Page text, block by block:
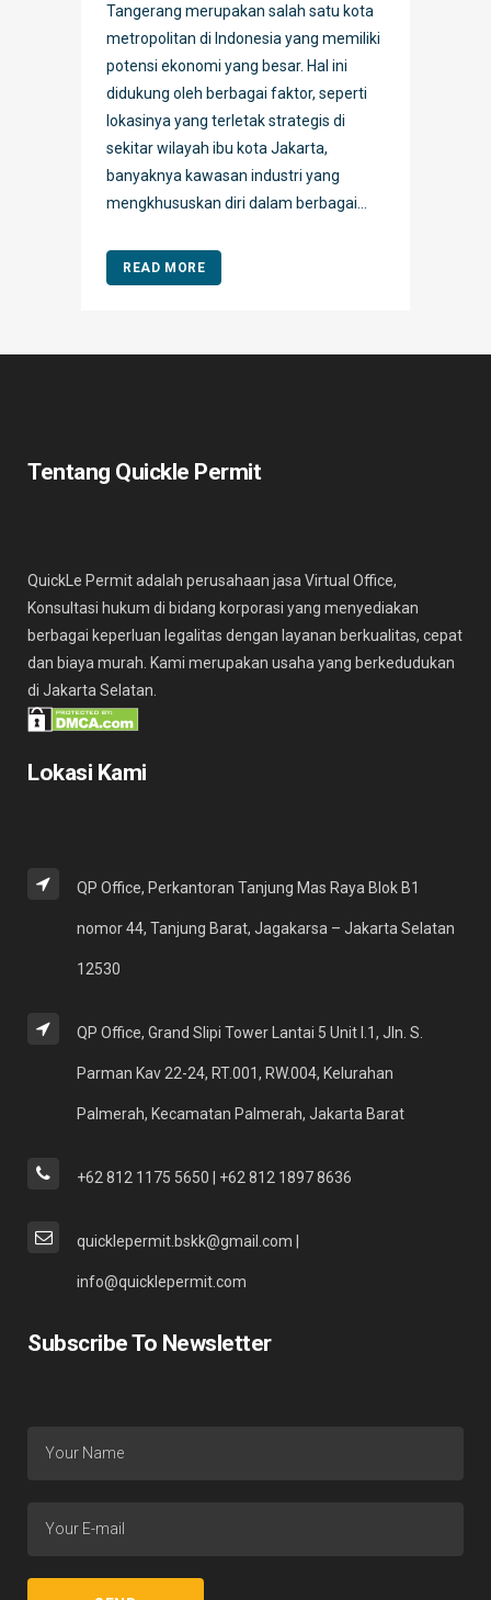
Tangerang merupakan salah satu kota
metropolitan di Indonesia yang memiliki
potensi ekonomi yang besar. Hal ini
didukung oleh berbagai faktor, seperti
lokasinya yang terletak strategis di
sekitar wilayah ibu kota Jakarta,
banyaknya kawasan industri yang
mengkhususkan diri dalam berbagai...
READ MORE
Tentang Quickle Permit
QuickLe Permit adalah perusahaan jasa Virtual Office,
Konsultasi hukum di bidang korporasi yang menyediakan
berbagai keperluan legalitas dengan layanan berkualitas, cepat
dan biaya murah. Kami merupakan usaha yang berkedudukan
di Jakarta Selatan.
Lokasi Kami
QP Office, Perkantoran Tanjung Mas Raya Blok B1
nomor 44, Tanjung Barat, Jagakarsa – Jakarta Selatan
12530
QP Office, Grand Slipi Tower Lantai 5 Unit I.1, Jln. S.
Parman Kav 22-24, RT.001, RW.004, Kelurahan
Palmerah, Kecamatan Palmerah, Jakarta Barat
+62 812 1175 5650 | +62 812 1897 8636
quicklepermit.bskk@gmail.com |
info@quicklepermit.com
Subscribe To Newsletter